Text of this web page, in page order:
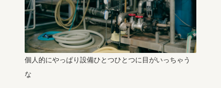
個人的にやっぱり設備ひとつひとつに目がいっちゃう
な